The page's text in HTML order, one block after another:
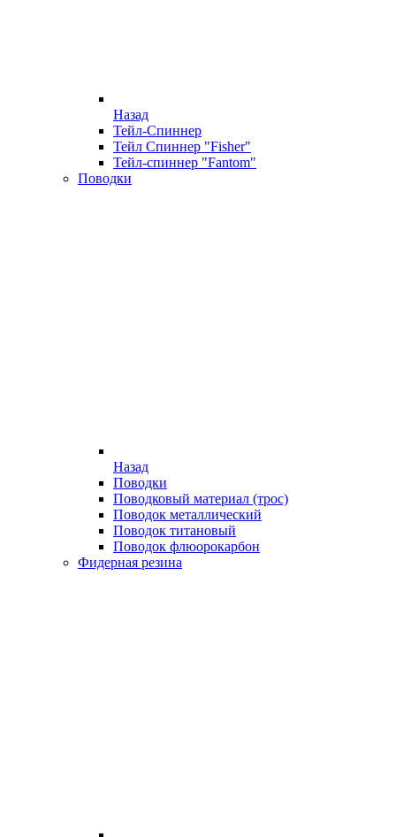
Назад
Тейл-Спиннер
Тейл Спиннер "Fisher"
Тейл-спиннер "Fantom"
Поводки
Назад
Поводки
Поводковый материал (трос)
Поводок металлический
Поводок титановый
Поводок флюорокарбон
Фидерная резина